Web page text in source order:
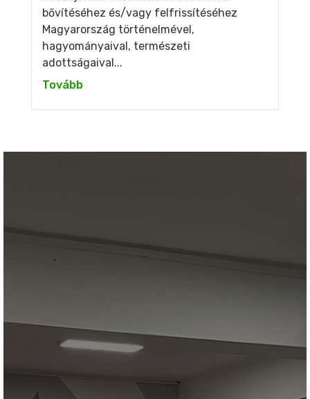
bővítéséhez és/vagy felfrissítéséhez
Magyarország történelmével,
hagyományaival, természeti
adottságaival...
Tovább